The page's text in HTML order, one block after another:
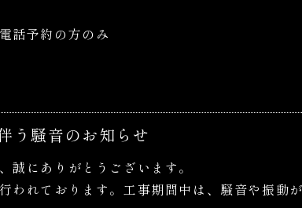
話予約の方のみ
う騒音のお知らせ
誠にありがとうございます。
われております。工事期間中は、騒音や振動